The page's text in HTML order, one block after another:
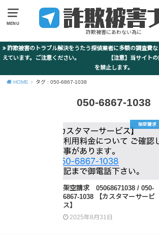
MENU
詐欺被害にあわない為に
詐欺被害のトラブル解決をうたう探偵業者に多額の調査費
えています。ご注意ください。 【注意】当サイトの内
を禁止します。
HOME タグ : 050-6867-1038
050-6867-1038
架空請求
架空請求 05068671038 / 050-
6867-1038 【カスタマーサービ
ス】
2025年8月31日